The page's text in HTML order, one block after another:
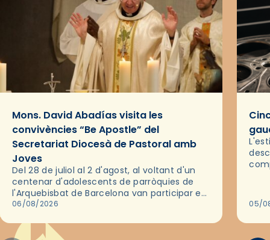
Mons. David Abadías visita les
convivències “Be Apostle” del
Secretariat Diocesà de Pastoral amb
Joves
Del 28 de juliol al 2 d'agost, al voltant d'un
centenar d'adolescents de parròquies de
l'Arquebisbat de Barcelona van participar en
les convivències Be Apostle, organitzades
06/08/2026 05/